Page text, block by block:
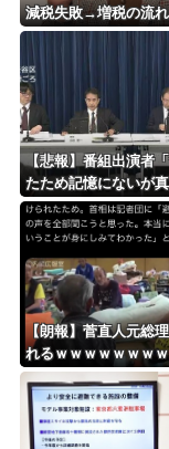
減税失敗→増税の流
が総理やりたいと思
【悲報】番組出演者
たため記憶にないが
申し訳ない」 NHK
から性被害
【朗報】菅直人元総
れるｗｗｗｗｗｗｗ
ｗｗｗｗｗ